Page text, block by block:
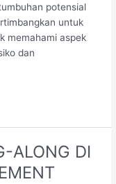
potensial
untuk
memahami aspek
dan
ALONG DI